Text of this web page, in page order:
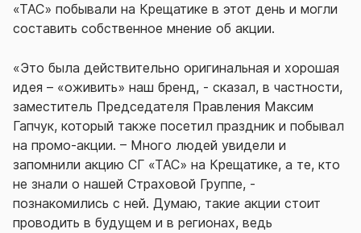
«ТАС» побывали на Крещатике в этот день и могли
составить собственное мнение об акции.
«Это была действительно оригинальная и хорошая
идея – «оживить» наш бренд, - сказал, в частности,
заместитель Председателя Правления Максим
Гапчук, который также посетил праздник и побывал
на промо-акции. – Много людей увидели и
запомнили акцию СГ «ТАС» на Крещатике, а те, кто
не знали о нашей Страховой Группе, -
познакомились с ней. Думаю, такие акции стоит
проводить в будущем и в регионах, ведь